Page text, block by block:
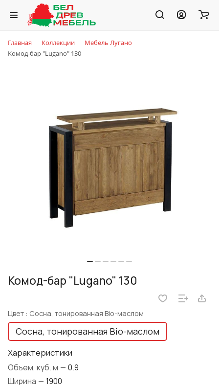
Главная Коллекции
Мебель Лугано
Комод-бар "Lugano" 130
Комод-бар "Lugano" 130
Цвет : Сосна, тонированная Bio-маслом
Сосна, тонированная Bio-маслом
Характеристики
Объем, куб. м — 0.9
Ширина — 1900